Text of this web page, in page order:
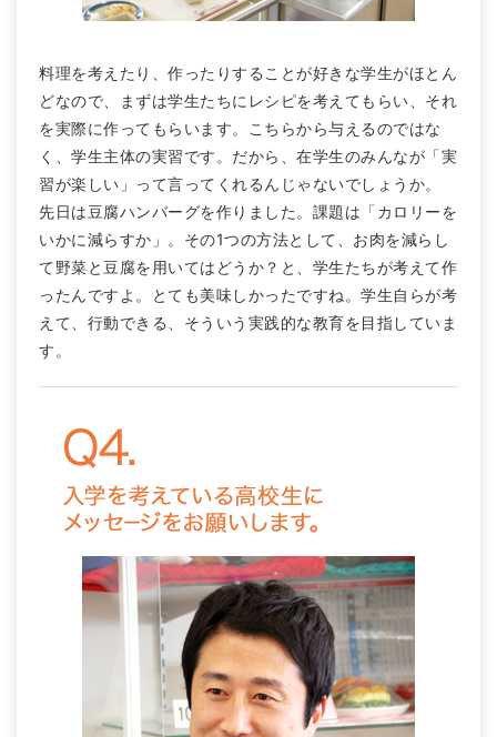
料理を考えたり、作ったりすることが好きな学生がほとん
どなので、まずは学生たちにレシピを考えてもらい、それ
を実際に作ってもらいます。こちらから与えるのではな
く、学生主体の実習です。だから、在学生のみんなが「実
習が楽しい」って言ってくれるんじゃないでしょうか。
先日は豆腐ハンバーグを作りました。課題は「カロリーを
いかに減らすか」。その1つの方法として、お肉を減らし
て野菜と豆腐を用いてはどうか？と、学生たちが考えて作
ったんですよ。とても美味しかったですね。学生自らが考
えて、行動できる、そういう実践的な教育を目指していま
す。